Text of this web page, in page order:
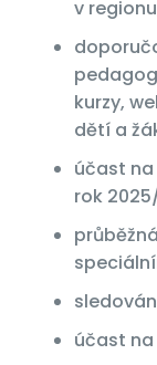
v
kurzy,
dětí a
účast
rok
účast na